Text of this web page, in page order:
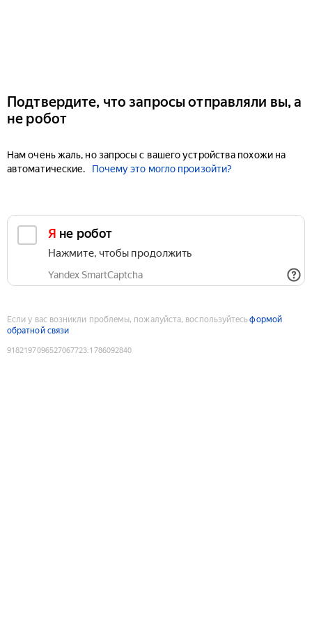
Подтвердите, что запросы отправляли вы, а
не робот
Нам очень жаль, но запросы с вашего устройства похожи на
автоматические.
Почему это могло произойти?
Я не робот
Нажмите, чтобы продолжить
Yandex SmartCaptcha
Если у вас возникли проблемы, пожалуйста, воспользуйтесьформой
обратной связи
9182197096527067723:1786092840